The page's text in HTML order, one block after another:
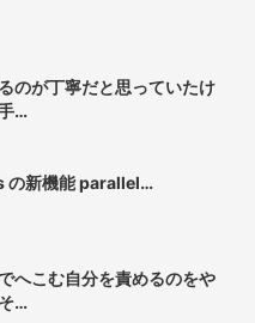
のが丁寧だと思っていたけ
…
の新機能 parallel…
へこむ自分を責めるのをや
…